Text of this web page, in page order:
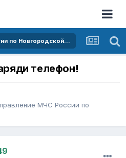
Главное управление МЧС России по Новгородской области
телефон!
МЧС России по